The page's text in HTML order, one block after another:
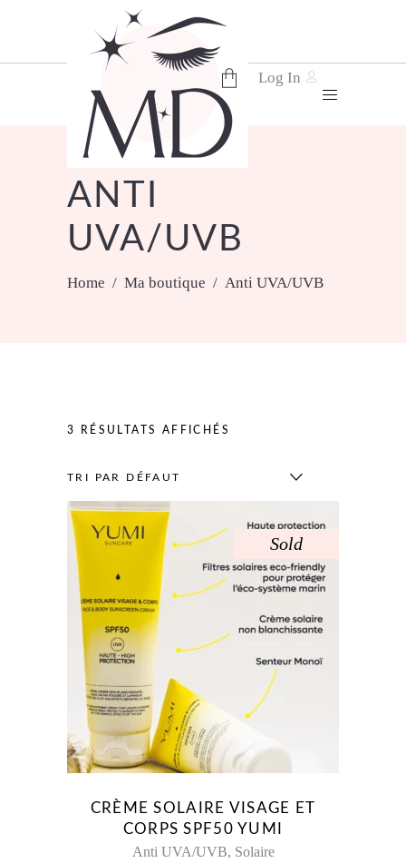
No products in the cart.
Log In
ANTI
UVA/UVB
Home / Ma boutique / Anti UVA/UVB
3 RÉSULTATS AFFICHÉS
TRI PAR DÉFAUT
Sold
CRÈME SOLAIRE VISAGE ET
CORPS SPF50 YUMI
Anti UVA/UVB, Solaire